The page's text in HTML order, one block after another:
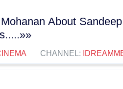
About
CHANNEL: